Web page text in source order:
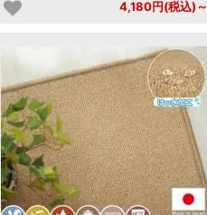
4,180円(税込)～